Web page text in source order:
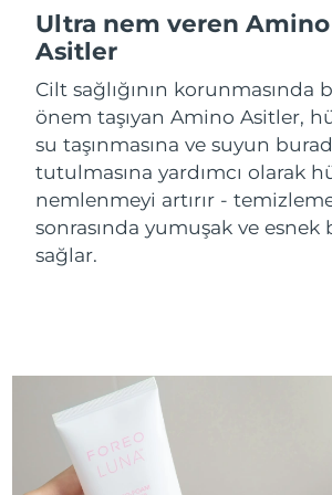
Ultra nem veren Amino
Asitler
Cilt sağlığının korunmasında
önem taşıyan Amino Asitler,
su taşınmasına ve suyun
tutulmasına yardımcı olarak
nemlenmeyi artırır -
sonrasında yumuşak ve esnek
sağlar.
Çin Makao ÖİB
Malezya Tahmini
Malta Tahmini
Meksika Tahmini
Monako
Norveç
Umman